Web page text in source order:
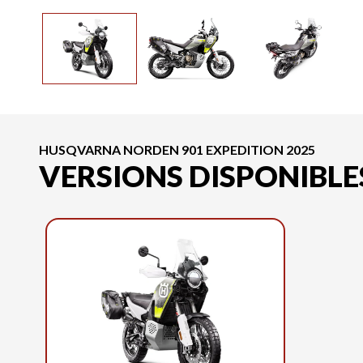
HUSQVARNA NORDEN 901 EXPEDITION 2025
VERSIONS